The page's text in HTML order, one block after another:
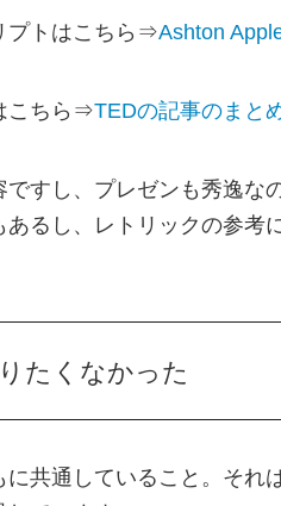
プトはこちら⇒Ashton
こちら⇒TEDの記事のまと
ですし、プレゼンも秀逸な
るし、レトリックの参考
たくなかった
に共通していること。それ